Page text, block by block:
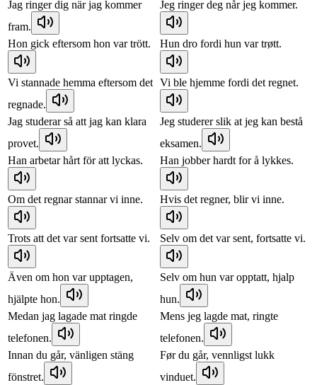
Jag ringer dig när jag kommer
fram.
Jeg ringer deg når jeg kommer.
Hon gick eftersom hon var trött. Hun dro fordi hun var trøtt.
Vi stannade hemma eftersom det
regnade.
Vi ble hjemme fordi det regnet.
Jag studerar så att jag kan klara
provet.
Jeg studerer slik at jeg kan bestå
eksamen.
Han arbetar hårt för att lyckas.
Han jobber hardt for å lykkes.
Om det regnar stannar vi inne. Hvis det regner, blir vi inne.
Trots att det var sent fortsatte vi. Selv om det var sent, fortsatte vi.
Även om hon var upptagen,
hjälpte hon.
Selv om hun var opptatt, hjalp
hun.
Medan jag lagade mat ringde
telefonen.
Mens jeg lagde mat, ringte
telefonen.
Innan du går, vänligen stäng
fönstret.
Før du går, vennligst lukk
vinduet.